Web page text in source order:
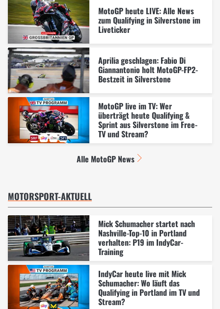
MotoGP heute LIVE: Alle News
zum Qualifying in Silverstone im
Liveticker
Aprilia geschlagen: Fabio Di
Giannantonio holt MotoGP-FP2-
Bestzeit in Silverstone
MotoGP live im TV: Wer
überträgt heute Qualifying &
Sprint aus Silverstone im Free-
TV und Stream?
Alle MotoGP News
MOTORSPORT-AKTUELL
Mick Schumacher startet nach
Nashville-Top-10 in Portland
verhalten: P19 im IndyCar-
Training
IndyCar heute live mit Mick
Schumacher: Wo läuft das
Qualifying in Portland im TV und
Stream?